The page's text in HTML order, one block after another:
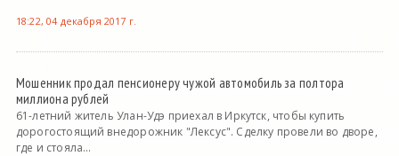
18:22, 04 декабря 2017 г.
Мошенник продал пенсионеру чужой автомобиль за полтора
миллиона рублей
61-летний житель Улан-Удэ приехал в Иркутск, чтобы купить
дорогостоящий внедорожник "Лексус". Сделку провели во дворе,
где и стояла...